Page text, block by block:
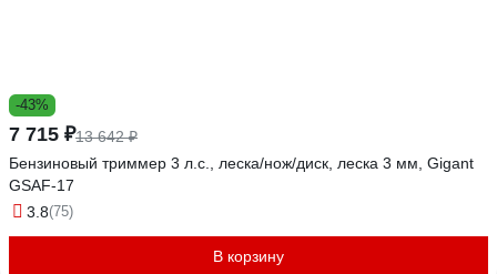
-43%
7 715 ₽13 642 ₽
Бензиновый триммер 3 л.с., леска/нож/диск, леска 3 мм, Gigant
GSAF-17
3.8(75)
В корзину